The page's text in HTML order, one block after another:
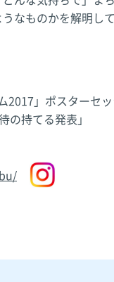
なものかを解明して
」ポスターセッ
持てる発表」